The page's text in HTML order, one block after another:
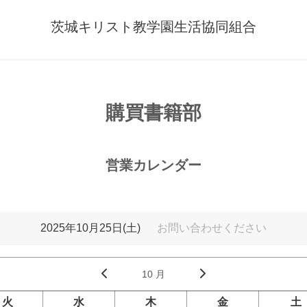
茨城キリスト教学園生活協同組合
購買書籍部
営業カレンダー
2025年10月25日(土) お問い合わせください
10 月
火 水 木 金 土